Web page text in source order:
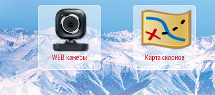
WEB камеры Карта склонов